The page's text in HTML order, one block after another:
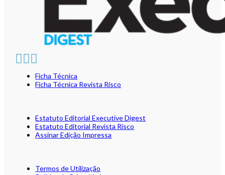
Ficha Técnica
Ficha Técnica Revista Risco
Estatuto Editorial Executive Digest
Estatuto Editorial Revista Risco
Assinar Edição Impressa
Termos de Utilização